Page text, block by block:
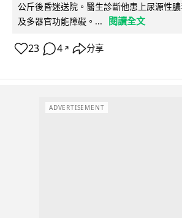
公斤後昏迷送院。醫生診斷他患上尿源性
及多器官功能障礙。...
閱讀全文
23 4 ↗ 分享
ADVERTISEMENT